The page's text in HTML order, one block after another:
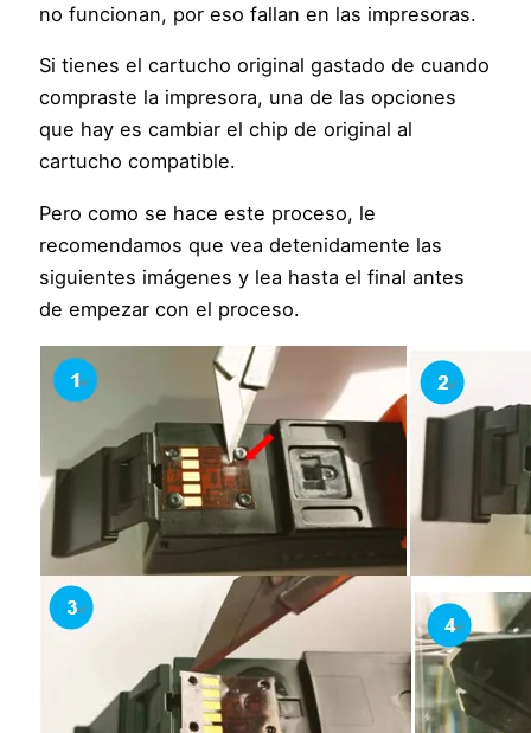
no funcionan, por eso fallan en las impresoras.
Si tienes el cartucho original gastado de cuando
compraste la impresora, una de las opciones
que hay es cambiar el chip de original al
cartucho compatible.
Pero como se hace este proceso, le
recomendamos que vea detenidamente las
siguientes imágenes y lea hasta el final antes
de empezar con el proceso.